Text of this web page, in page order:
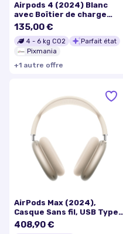
Airpods 4 (2024) Blanc
avec Boîtier de charge
USB-C Ecouteurs sans fil -
Excellent état
135,00 €
4 - 6 kg CO2
Parfait état
Pixmania
+1 autre offre
AirPods Max (2024),
Casque Sans fil, USB Type-
C Bluetooth, Lumière
stellaire - Excellent état
408,90 €